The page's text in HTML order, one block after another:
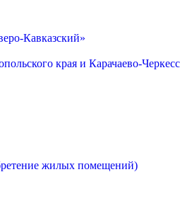
Кавказский»
края и Карачаево-
жилых помещений)